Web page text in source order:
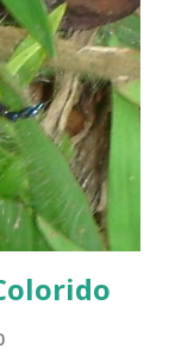
acontecem entre
cigarro ou algumas
de um